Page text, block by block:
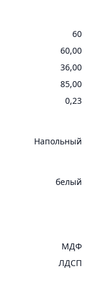
60
60,00
36,00
85,00
0,23
Напольный
белый
МДФ
ЛДСП